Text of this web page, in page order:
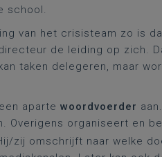
school.
van het crisisteam zo is
de leiding op zich.
taken delegeren, maar
aparte woordvoerder
Overigens organiseert en
zij omschrijft naar welke